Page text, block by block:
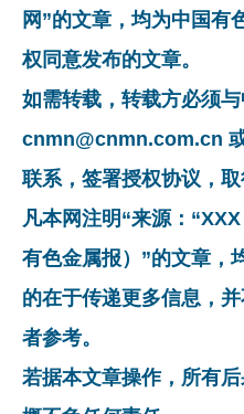
网”的文章，均为中国有
权同意发布的文章。
如需转载，转载方必须
cnmn@cnmn.com.cn
联系，签署授权协议，取
凡本网注明“来源：
有色金属报）”的文章，
的在于传递更多信息，
者参考。
若据本文章操作，所有